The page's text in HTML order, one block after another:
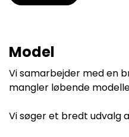
Model
Vi samarbejder med en
mangler løbende
Vi søger et bredt udvalg